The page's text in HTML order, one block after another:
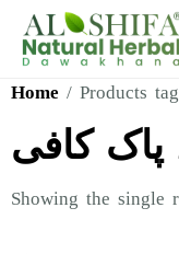
Home
کافی
Showing the single